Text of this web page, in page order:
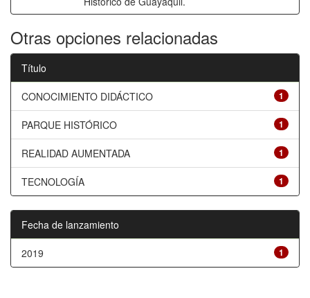
Otras opciones relacionadas
Título
1
CONOCIMIENTO DIDÁCTICO
1
PARQUE HISTÓRICO
1
REALIDAD AUMENTADA
1
TECNOLOGÍA
Fecha de lanzamiento
1
2019